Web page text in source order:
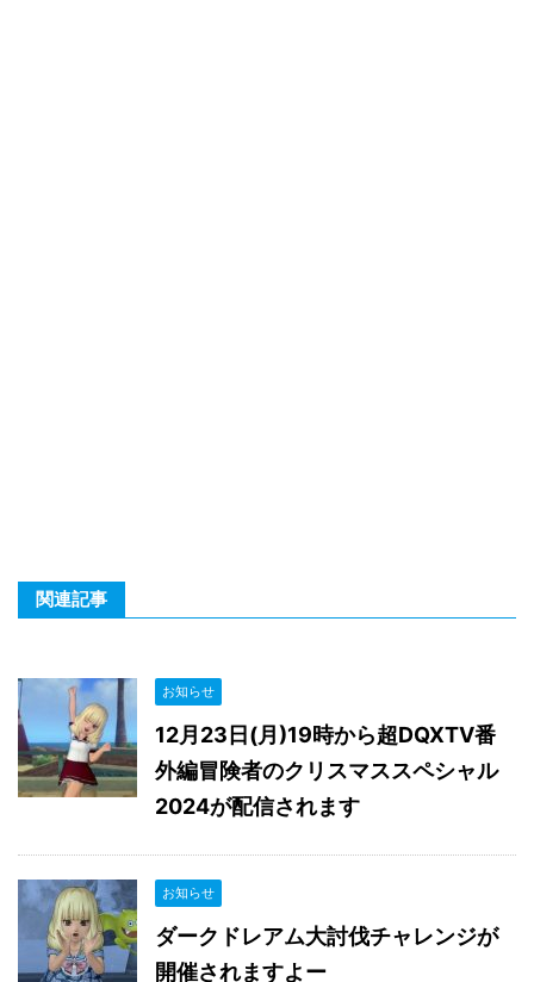
関連記事
お知らせ
12月23日(月)19時から超DQXTV番
外編冒険者のクリスマススペシャル
2024が配信されます
お知らせ
ダークドレアム大討伐チャレンジが
開催されますよー